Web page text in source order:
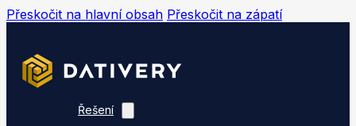
Přeskočit na hlavní obsah Přeskočit na zápatí
Řešení